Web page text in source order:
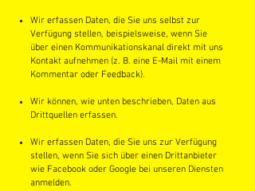
Wir erfassen Daten, die Sie uns selbst zur
Verfügung stellen, beispielsweise, wenn Sie
über einen Kommunikationskanal direkt mit uns
Kontakt aufnehmen (z. B. eine E-Mail mit einem
Kommentar oder Feedback).
Wir können, wie unten beschrieben, Daten aus
Drittquellen erfassen.
Wir erfassen Daten, die Sie uns zur Verfügung
stellen, wenn Sie sich über einen Drittanbieter
wie Facebook oder Google bei unseren Diensten
anmelden.